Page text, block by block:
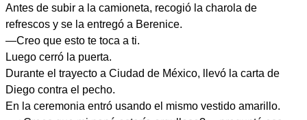
Antes de subir a la camioneta, recogió la charola de
refrescos y se la entregó a Berenice.
—Creo que esto te toca a ti.
Luego cerró la puerta.
Durante el trayecto a Ciudad de México, llevó la carta de
Diego contra el pecho.
En la ceremonia entró usando el mismo vestido amarillo.